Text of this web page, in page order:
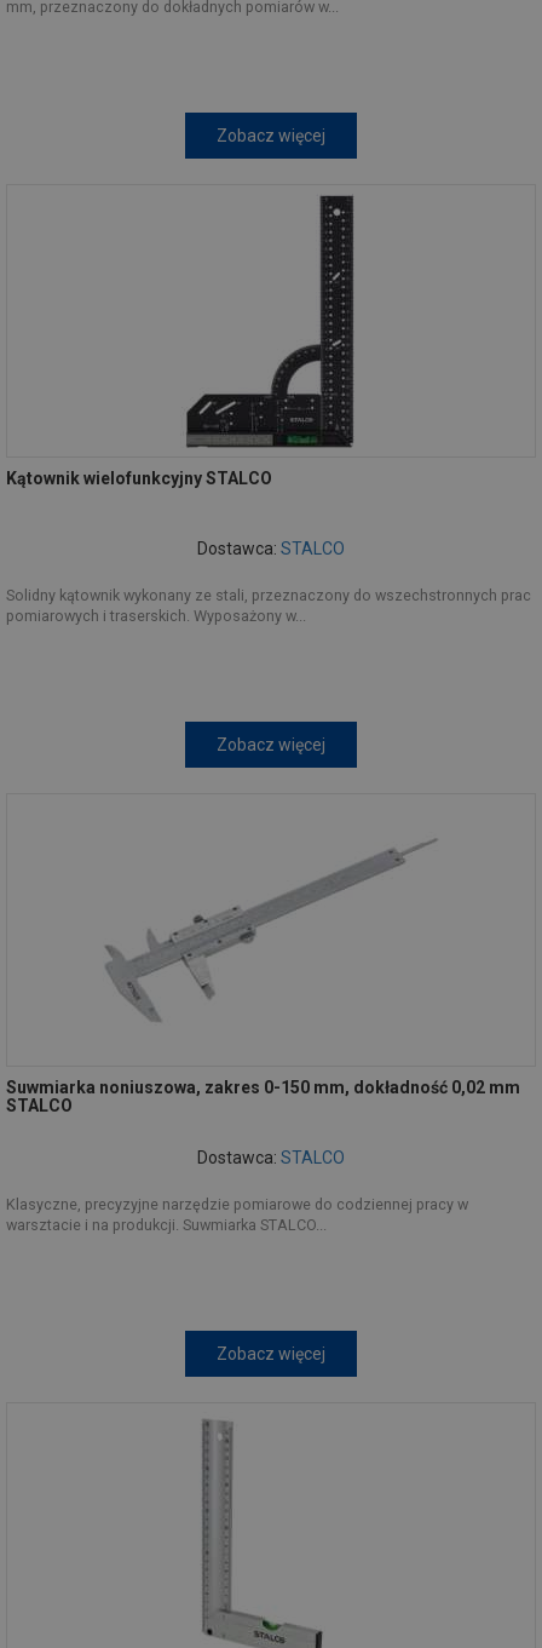
mm, przeznaczony do dokładnych pomiarów w...
Zobacz więcej
Kątownik wielofunkcyjny STALCO
Dostawca: STALCO
Solidny kątownik wykonany ze stali, przeznaczony do wszechstronnych prac
pomiarowych i traserskich. Wyposażony w...
Zobacz więcej
Suwmiarka noniuszowa, zakres 0-150 mm, dokładność 0,02 mm
STALCO
Dostawca: STALCO
Klasyczne, precyzyjne narzędzie pomiarowe do codziennej pracy w
warsztacie i na produkcji. Suwmiarka STALCO...
Zobacz więcej